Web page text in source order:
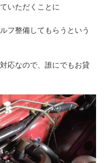
いただくことに
フ整備してもらうという
応なので、誰にでもお貸